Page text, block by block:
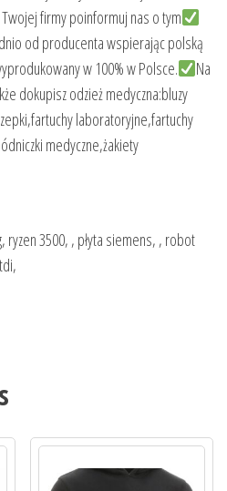
firmy poinformuj nas o tym
od producenta wspierając polską
w 100% w Polsce.
Na
dokupisz odzież medyczna:bluzy
laboratoryjne,fartuchy
medyczne,żakiety
ryzen 3500, , płyta siemens, , robot